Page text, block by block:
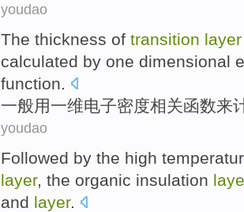
youdao
The thickness of transition layer
calculated by one dimensional
function.
一般用一维电子密度相关函数来
youdao
Followed by the high
layer, the organic insulation
and layer.